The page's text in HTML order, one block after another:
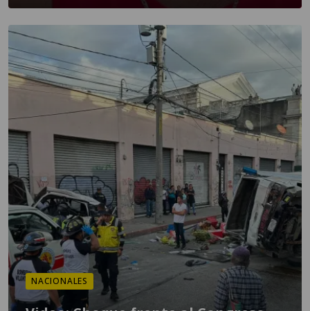
NACIONALES